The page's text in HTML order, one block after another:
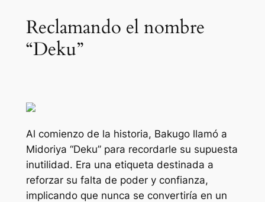
Reclamando el nombre
“Deku”
Al comienzo de la historia, Bakugo llamó a
Midoriya “Deku” para recordarle su supuesta
inutilidad. Era una etiqueta destinada a
reforzar su falta de poder y confianza,
implicando que nunca se convertiría en un